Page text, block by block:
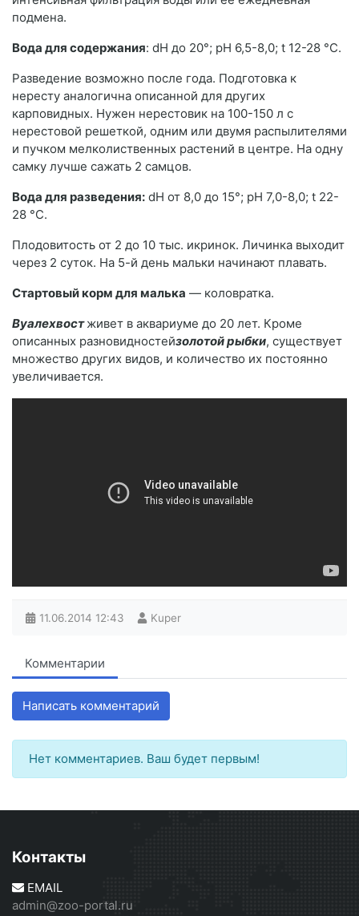
подмена.
Вода для содержания: dH до 20°; pH 6,5-8,0; t 12-28 °C.
Разведение возможно после года. Подготовка к
нересту аналогична описанной для других
карповидных. Нужен нерестовик на 100-150 л с
нерестовой решеткой, одним или двумя распылителями
и пучком мелколиственных растений в центре. На одну
самку лучше сажать 2 самцов.
Вода для разведения: dH от 8,0 до 15°; pH 7,0-8,0; t 22-
28 °C.
Плодовитость от 2 до 10 тыс. икринок. Личинка выходит
через 2 суток. На 5-й день мальки начинают плавать.
Стартовый корм для малька — коловратка.
Вуалехвостживет в аквариуме до 20 лет. Кроме
описанных разновидностейзолотой рыбки, существует
множество других видов, и количество их постоянно
увеличивается.
11.06.2014 12:43 Kuper
Комментарии
Написать комментарий
Нет комментариев. Ваш будет первым!
Контакты
EMAIL
admin@zoo-portal.ru